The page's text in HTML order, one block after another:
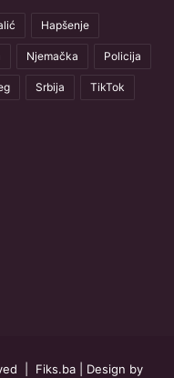
Hapšenje
Njemačka Policija
Srbija TikTok
| Fiks.ba | Design by